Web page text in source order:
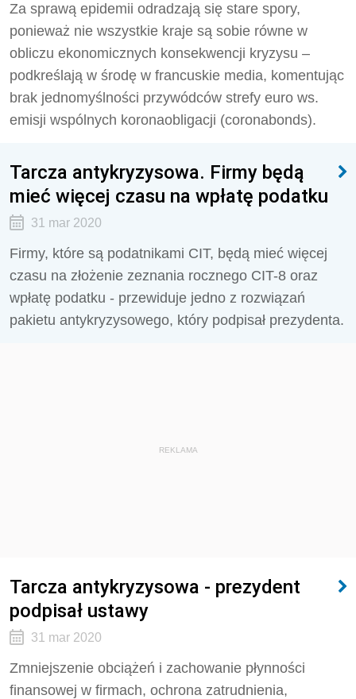
Za sprawą epidemii odradzają się stare spory,
ponieważ nie wszystkie kraje są sobie równe w
obliczu ekonomicznych konsekwencji kryzysu –
podkreślają w środę w francuskie media, komentując
brak jednomyślności przywódców strefy euro ws.
emisji wspólnych koronaobligacji (coronabonds).
Tarcza antykryzysowa. Firmy będą
mieć więcej czasu na wpłatę podatku
31 mar 2020
Firmy, które są podatnikami CIT, będą mieć więcej
czasu na złożenie zeznania rocznego CIT-8 oraz
wpłatę podatku - przewiduje jedno z rozwiązań
pakietu antykryzysowego, który podpisał prezydenta.
REKLAMA
Tarcza antykryzysowa - prezydent
podpisał ustawy
31 mar 2020
Zmniejszenie obciążeń i zachowanie płynności
finansowej w firmach, ochrona zatrudnienia,